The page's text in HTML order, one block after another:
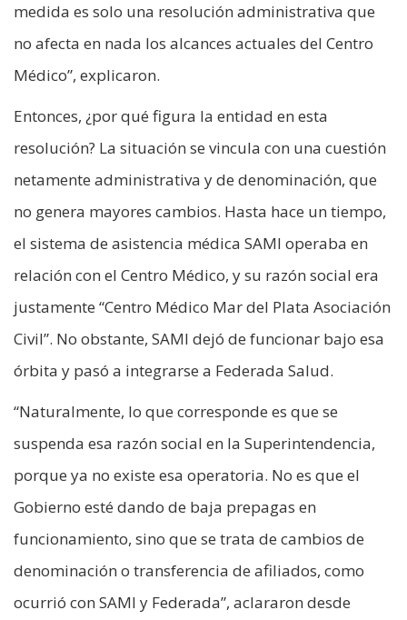
medida es solo una resolución administrativa que
no afecta en nada los alcances actuales del Centro
Médico”, explicaron.
Entonces, ¿por qué figura la entidad en esta
resolución? La situación se vincula con una cuestión
netamente administrativa y de denominación, que
no genera mayores cambios. Hasta hace un tiempo,
el sistema de asistencia médica SAMI operaba en
relación con el Centro Médico, y su razón social era
justamente “Centro Médico Mar del Plata Asociación
Civil”. No obstante, SAMI dejó de funcionar bajo esa
órbita y pasó a integrarse a Federada Salud.
“Naturalmente, lo que corresponde es que se
suspenda esa razón social en la Superintendencia,
porque ya no existe esa operatoria. No es que el
Gobierno esté dando de baja prepagas en
funcionamiento, sino que se trata de cambios de
denominación o transferencia de afiliados, como
ocurrió con SAMI y Federada”, aclararon desde